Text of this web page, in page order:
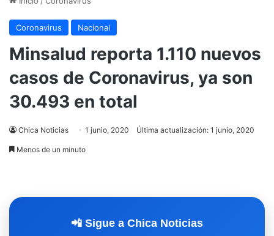
Coronavirus Nacional
Minsalud reporta 1.110 nuevos
casos de Coronavirus, ya son
30.493 en total
Chica Noticias 1 junio, 2020 Última actualización: 1 junio, 2020
Menos de un minuto
📲 Sigue a Chica Noticias